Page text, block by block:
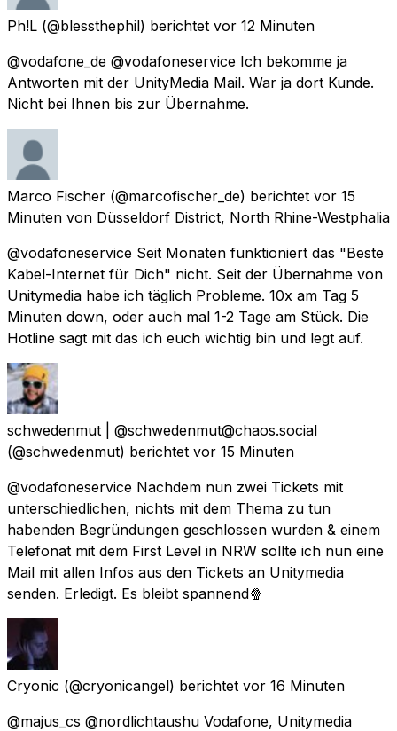
Ph!L (@blessthephil) berichtet vor 12 Minuten
@vodafone_de @vodafoneservice Ich bekomme ja
Antworten mit der UnityMedia Mail. War ja dort Kunde.
Nicht bei Ihnen bis zur Übernahme.
Marco Fischer (@marcofischer_de) berichtet vor 15
Minuten von Düsseldorf District, North Rhine-Westphalia
@vodafoneservice Seit Monaten funktioniert das "Beste
Kabel-Internet für Dich" nicht. Seit der Übernahme von
Unitymedia habe ich täglich Probleme. 10x am Tag 5
Minuten down, oder auch mal 1-2 Tage am Stück. Die
Hotline sagt mit das ich euch wichtig bin und legt auf.
schwedenmut | @schwedenmut@chaos.social
(@schwedenmut) berichtet vor 15 Minuten
@vodafoneservice Nachdem nun zwei Tickets mit
unterschiedlichen, nichts mit dem Thema zu tun
habenden Begründungen geschlossen wurden & einem
Telefonat mit dem First Level in NRW sollte ich nun eine
Mail mit allen Infos aus den Tickets an Unitymedia
senden. Erledigt. Es bleibt spannend🍿
Cryonic (@cryonicangel) berichtet vor 16 Minuten
@majus_cs @nordlichtaushu Vodafone, Unitymedia